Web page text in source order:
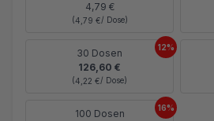
4,79 €
(4,79 €/ Dose)
30 Dosen
126,60 €
(4,22 €/ Dose)
12%
100 Dosen
16%